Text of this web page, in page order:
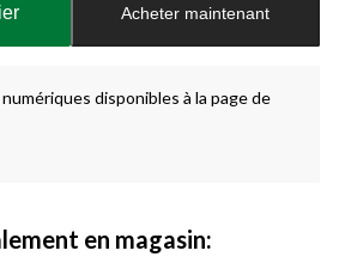
Acheter maintenant
disponibles à la page de
en magasin: